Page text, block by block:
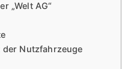
„Welt AG“
der Nutzfahrzeuge